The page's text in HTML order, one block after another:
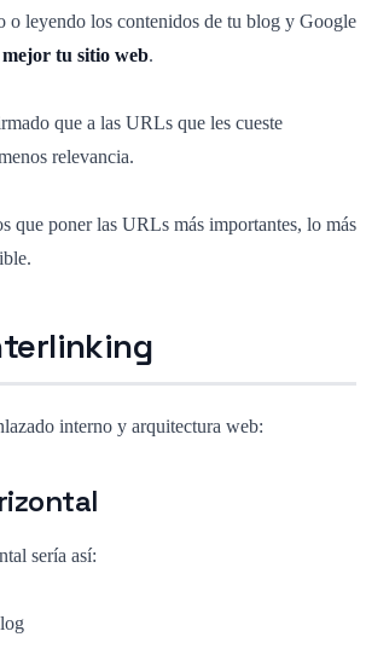
o leyendo los contenidos de tu blog y Google
tu sitio web.
que a las URLs que les cueste
relevancia.
que poner las URLs más importantes, lo más
interno y arquitectura web:
sería así: